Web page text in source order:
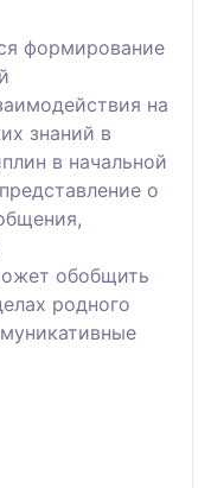
формирование
на
знаний в
в начальной
о
обобщить
родного